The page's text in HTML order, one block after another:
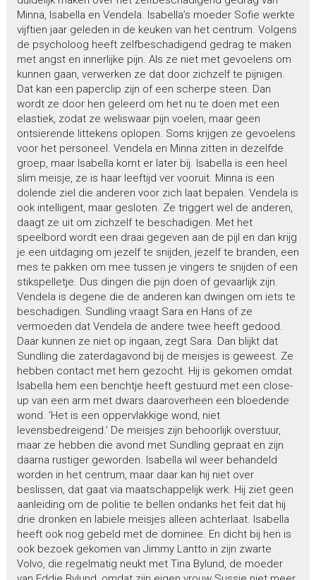
Minna, Isabella en Vendela. Isabella’s moeder Sofie werkte
vijftien jaar geleden in de keuken van het centrum. Volgens
de psycholoog heeft zelfbeschadigend gedrag te maken
met angst en innerlijke pijn. Als ze niet met gevoelens om
kunnen gaan, verwerken ze dat door zichzelf te pijnigen.
Dat kan een paperclip zijn of een scherpe steen. Dan
wordt ze door hen geleerd om het nu te doen met een
elastiek, zodat ze weliswaar pijn voelen, maar geen
ontsierende littekens oplopen. Soms krijgen ze gevoelens
voor het personeel. Vendela en Minna zitten in dezelfde
groep, maar Isabella komt er later bij. Isabella is een heel
slim meisje, ze is haar leeftijd ver vooruit. Minna is een
dolende ziel die anderen voor zich laat bepalen. Vendela is
ook intelligent, maar gesloten. Ze triggert wel de anderen,
daagt ze uit om zichzelf te beschadigen. Met het
speelbord wordt een draai gegeven aan de pijl en dan krijg
je een uitdaging om jezelf te snijden, jezelf te branden, een
mes te pakken om mee tussen je vingers te snijden of een
stikspelletje. Dus dingen die pijn doen of gevaarlijk zijn.
Vendela is degene die de anderen kan dwingen om iets te
beschadigen. Sundling vraagt Sara en Hans of ze
vermoeden dat Vendela de andere twee heeft gedood.
Daar kunnen ze niet op ingaan, zegt Sara. Dan blijkt dat
Sundling die zaterdagavond bij de meisjes is geweest. Ze
hebben contact met hem gezocht. Hij is gekomen omdat
Isabella hem een berichtje heeft gestuurd met een close-
up van een arm met dwars daaroverheen een bloedende
wond. ‘Het is een oppervlakkige wond, niet
levensbedreigend.’ De meisjes zijn behoorlijk overstuur,
maar ze hebben die avond met Sundling gepraat en zijn
daarna rustiger geworden. Isabella wil weer behandeld
worden in het centrum, maar daar kan hij niet over
beslissen, dat gaat via maatschappelijk werk. Hij ziet geen
aanleiding om de politie te bellen ondanks het feit dat hij
drie dronken en labiele meisjes alleen achterlaat. Isabella
heeft ook nog gebeld met de dominee. En dicht bij hen is
ook bezoek gekomen van Jimmy Lantto in zijn zwarte
Volvo, die regelmatig neukt met Tina Bylund, de moeder